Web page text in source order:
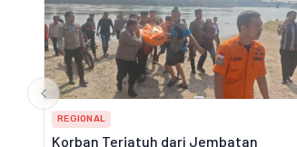
REGIONAL
Korban Terjatuh dari Jembatan